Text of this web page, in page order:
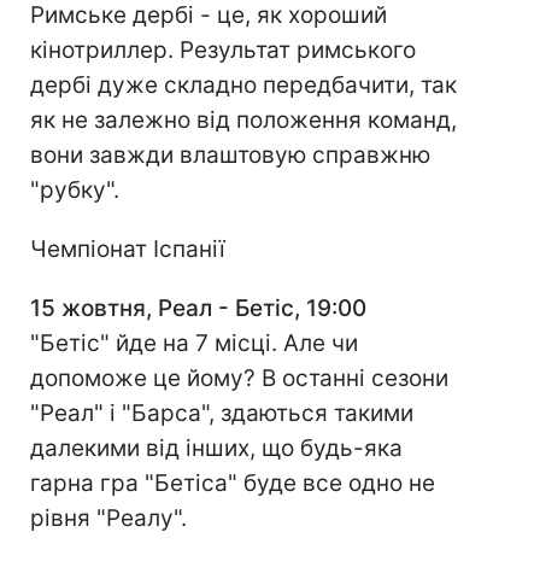
Римське дербі - це, як хороший
кінотриллер. Результат римського
дербі дуже складно передбачити, так
як не залежно від положення команд,
вони завжди влаштовую справжню
"рубку".
Чемпіонат Іспанії
15 жовтня, Реал - Бетіс, 19:00
"Бетіс" йде на 7 місці. Але чи
допоможе це йому? В останні сезони
"Реал" і "Барса", здаються такими
далекими від інших, що будь-яка
гарна гра "Бетіса" буде все одно не
рівня "Реалу".